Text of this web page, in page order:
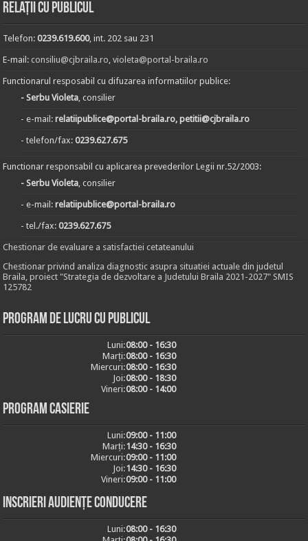
Relații cu publicul
Telefon:0239.619.600, int. 202 sau 231
E-mail:consiliu@cjbraila.ro,violeta@portal-braila.ro
Functionarul resposabil cu difuzarea informatiilor publice:
- Serbu Violeta, consilier
- e-mail:relatiipublice@portal-braila.ro, petitii@cjbraila.ro
- telefon/fax:0239.627.675
Functionar responsabil cu aplicarea prevederilor Legii nr.52/2003:
- Serbu Violeta, consilier
- e-mail:relatiipublice@portal-braila.ro
- tel./fax:0239.627.675
Chestionar de evaluare a satisfactiei cetateanului
Chestionar privind analiza diagnostic asupra situatiei actuale din judetul
Braila, proiect "Strategia de dezvoltare a Judetului Braila 2021-2027" SMIS
125782
Program de lucru cu publicul
Luni:08:00 - 16:30
Marți:08:00 - 16:30
Miercuri:08:00 - 16:30
Joi:08:00 - 18:30
Vineri:08:00 - 14:00
Program casierie
Luni:09:00 - 11:00
Marți:14:30 - 16:30
Miercuri:09:00 - 11:00
Joi:14:30 - 16:30
Vineri:09:00 - 11:00
Inscrieri audiențe conducere
Luni:08:00 - 16:30